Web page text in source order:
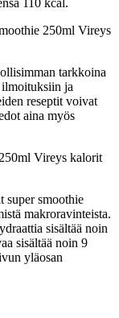
250ml Vireys
tarkkoina
ilmoituksiin ja
reseptit voivat
aina myös
Vireys kalorit
super smoothie
makroravinteista.
sisältää noin
sisältää noin 9
yläosan